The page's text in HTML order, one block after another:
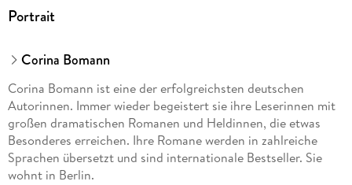
Portrait
Corina Bomann
Corina Bomann ist eine der erfolgreichsten deutschen
Autorinnen. Immer wieder begeistert sie ihre Leserinnen mit
großen dramatischen Romanen und Heldinnen, die etwas
Besonderes erreichen. Ihre Romane werden in zahlreiche
Sprachen übersetzt und sind internationale Bestseller. Sie
wohnt in Berlin.